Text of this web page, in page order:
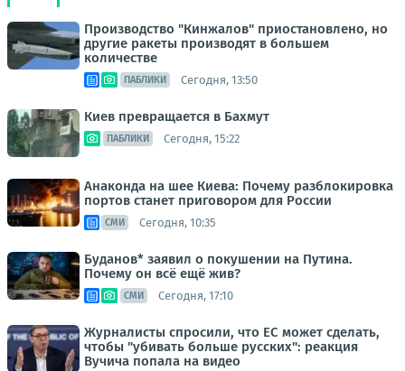
Производство "Кинжалов" приостановлено, но
другие ракеты производят в большем
количестве
ПАБЛИКИ Сегодня, 13:50
Киев превращается в Бахмут
ПАБЛИКИ Сегодня, 15:22
Анаконда на шее Киева: Почему разблокировка
портов станет приговором для России
СМИ Сегодня, 10:35
Буданов* заявил о покушении на Путина.
Почему он всё ещё жив?
СМИ Сегодня, 17:10
Журналисты спросили, что ЕС может сделать,
чтобы "убивать больше русских": реакция
Вучича попала на видео